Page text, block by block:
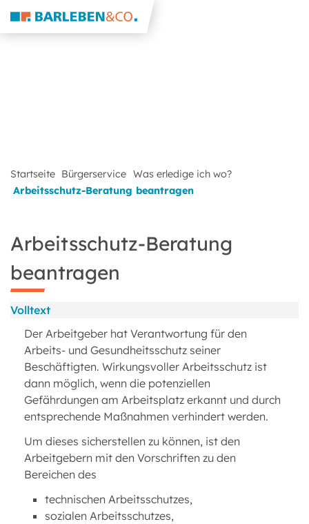
Startseite Bürgerservice Was erledige ich wo?
Arbeitsschutz-Beratung beantragen
Arbeitsschutz-Beratung
beantragen
Volltext
Der Arbeitgeber hat Verantwortung für den
Arbeits- und Gesundheitsschutz seiner
Beschäftigten. Wirkungsvoller Arbeitsschutz ist
dann möglich, wenn die potenziellen
Gefährdungen am Arbeitsplatz erkannt und durch
entsprechende Maßnahmen verhindert werden.
Um dieses sicherstellen zu können, ist den
Arbeitgebern mit den Vorschriften zu den
Bereichen des
technischen Arbeitsschutzes,
sozialen Arbeitsschutzes,